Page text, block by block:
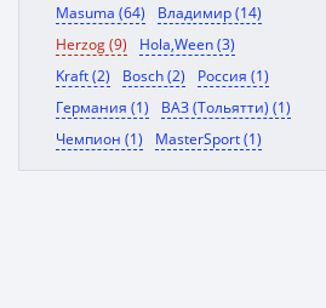
Masuma (64)
Владимир (14)
Herzog (9)
Hola,Ween (3)
Kraft (2)
Bosch (2)
Россия (1)
Германия (1)
ВАЗ (Тольятти) (1)
Чемпион (1)
MasterSport (1)